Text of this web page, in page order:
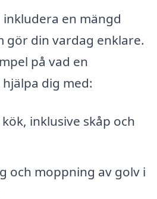
en mängd
gör din vardag enklare.
på vad en
dig med:
inklusive skåp och
och moppning av golv i